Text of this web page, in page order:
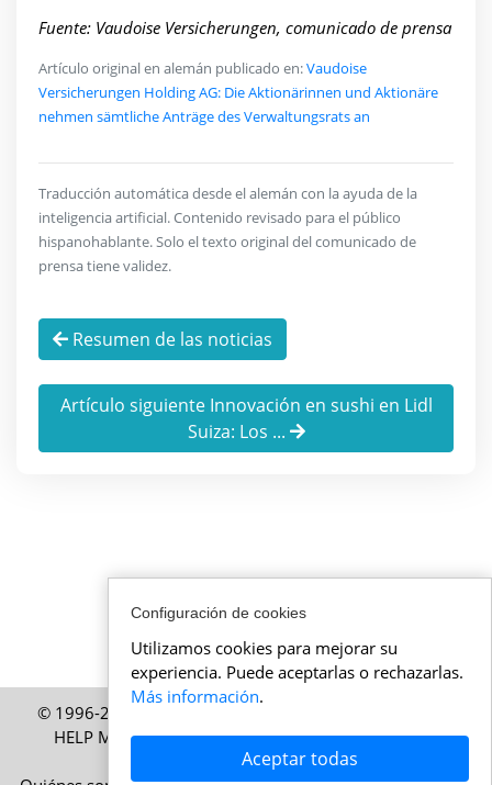
Fuente: Vaudoise Versicherungen, comunicado de prensa
Artículo original en alemán publicado en:Vaudoise
Versicherungen Holding AG: Die Aktionärinnen und Aktionäre
nehmen sämtliche Anträge des Verwaltungsrats an
Traducción automática desde el alemán con la ayuda de la
inteligencia artificial. Contenido revisado para el público
hispanohablante. Solo el texto original del comunicado de
prensa tiene validez.
Resumen de las noticias
Artículo siguiente Innovación en sushi en Lidl
Suiza: Los ...
© 1996-2026 ActualidadSuiza.mx – Una publicación de
HELP Media SA, Zúrich, Suiza – Todos los derechos
reservados
Configuración de cookies
Utilizamos cookies para mejorar su
experiencia. Puede aceptarlas o rechazarlas.
Más información.
Aceptar todas